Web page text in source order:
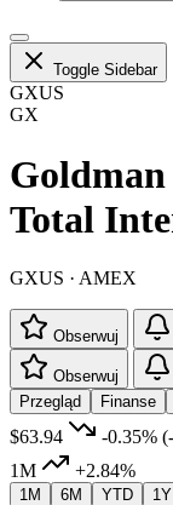
Toggle Sidebar
GXUS
GX
Total
GXUS · AMEX
Obserwuj
Obserwuj
Przegląd
Finanse
$63.94 -0.35%
1M
+2.84%
1M 6M YTD 1Y